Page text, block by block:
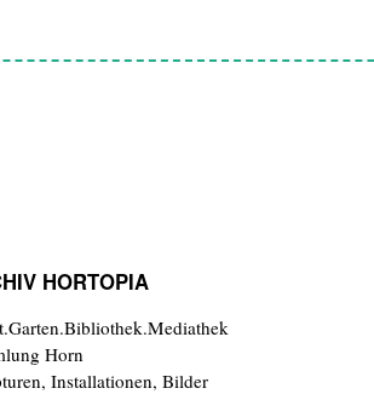
HORTOPIA
Horn
Installationen, Bilder